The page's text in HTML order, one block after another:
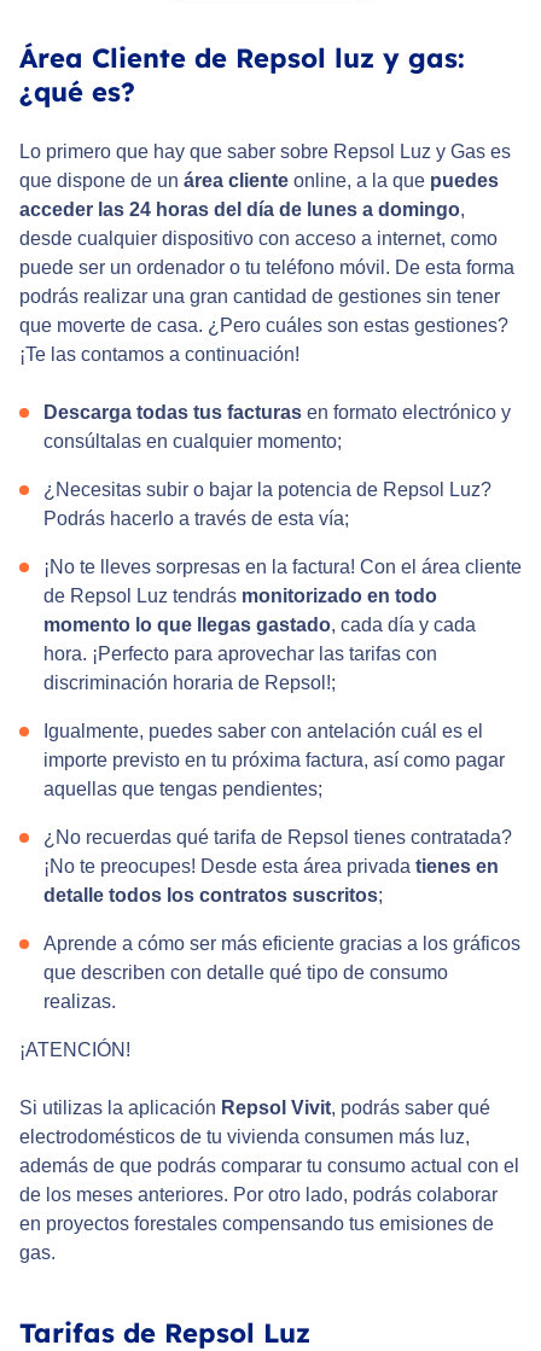
Área Cliente de Repsol luz y gas:
¿qué es?
Lo primero que hay que saber sobre Repsol Luz y Gas es
que dispone de un área cliente online, a la que puedes
acceder las 24 horas del día de lunes a domingo,
desde cualquier dispositivo con acceso a internet, como
puede ser un ordenador o tu teléfono móvil. De esta forma
podrás realizar una gran cantidad de gestiones sin tener
que moverte de casa. ¿Pero cuáles son estas gestiones?
¡Te las contamos a continuación!
Descarga todas tus facturas en formato electrónico y
consúltalas en cualquier momento;
¿Necesitas subir o bajar la potencia de Repsol Luz?
Podrás hacerlo a través de esta vía;
¡No te lleves sorpresas en la factura! Con el área cliente
de Repsol Luz tendrás monitorizado en todo
momento lo que llegas gastado, cada día y cada
hora. ¡Perfecto para aprovechar las tarifas con
discriminación horaria de Repsol!;
Igualmente, puedes saber con antelación cuál es el
importe previsto en tu próxima factura, así como pagar
aquellas que tengas pendientes;
¿No recuerdas qué tarifa de Repsol tienes contratada?
¡No te preocupes! Desde esta área privada tienes en
detalle todos los contratos suscritos;
Aprende a cómo ser más eficiente gracias a los gráficos
que describen con detalle qué tipo de consumo
realizas.
¡ATENCIÓN!
Si utilizas la aplicación Repsol Vivit, podrás saber qué
electrodomésticos de tu vivienda consumen más luz,
además de que podrás comparar tu consumo actual con el
de los meses anteriores. Por otro lado, podrás colaborar
en proyectos forestales compensando tus emisiones de
gas.
Tarifas de Repsol Luz